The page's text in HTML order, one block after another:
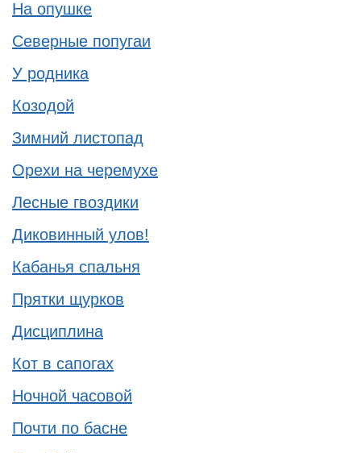
На опушке
Северные попугаи
У родника
Козодой
Зимний листопад
Орехи на черемухе
Лесные гвоздики
Диковинный улов!
Кабанья спальня
Прятки щурков
Дисциплина
Кот в сапогах
Ночной часовой
Почти по басне